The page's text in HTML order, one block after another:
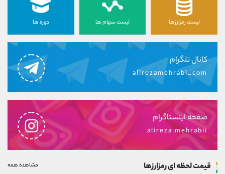
لیست رمزارزها لیست سهام ها دوره ها
کانال تلگرام
alirezamehrabi_com
صفحه اینستاگرام
alireza.mehrabii
قیمت لحظه ای رمزارزها مشاهده همه